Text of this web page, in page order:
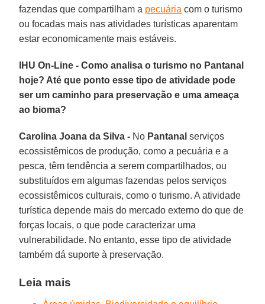
fazendas que compartilham a pecuária com o turismo
ou focadas mais nas atividades turísticas aparentam
estar economicamente mais estáveis.
IHU On-Line - Como analisa o turismo no Pantanal
hoje? Até que ponto esse tipo de atividade pode
ser um caminho para preservação e uma ameaça
ao bioma?
Carolina Joana da Silva - No Pantanal serviços
ecossistêmicos de produção, como a pecuária e a
pesca, têm tendência a serem compartilhados, ou
substituídos em algumas fazendas pelos serviços
ecossistêmicos culturais, como o turismo. A atividade
turística depende mais do mercado externo do que de
forças locais, o que pode caracterizar uma
vulnerabilidade. No entanto, esse tipo de atividade
também dá suporte à preservação.
Leia mais